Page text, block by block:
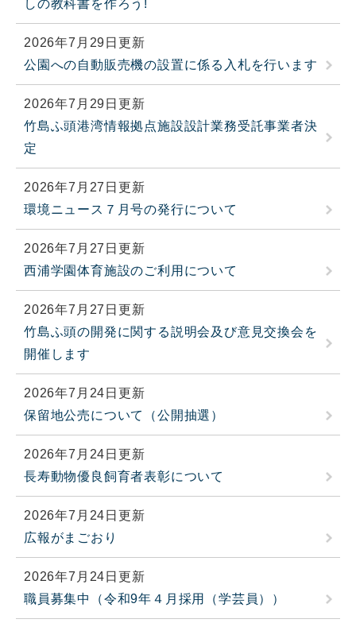
しの教科書を作ろう!
2026年7月29日更新
公園への自動販売機の設置に係る入札を行います
2026年7月29日更新
竹島ふ頭港湾情報拠点施設設計業務受託事業者決
定
2026年7月27日更新
環境ニュース７月号の発行について
2026年7月27日更新
西浦学園体育施設のご利用について
2026年7月27日更新
竹島ふ頭の開発に関する説明会及び意見交換会を
開催します
2026年7月24日更新
保留地公売について（公開抽選）
2026年7月24日更新
長寿動物優良飼育者表彰について
2026年7月24日更新
広報がまごおり
2026年7月24日更新
職員募集中（令和9年４月採用（学芸員））